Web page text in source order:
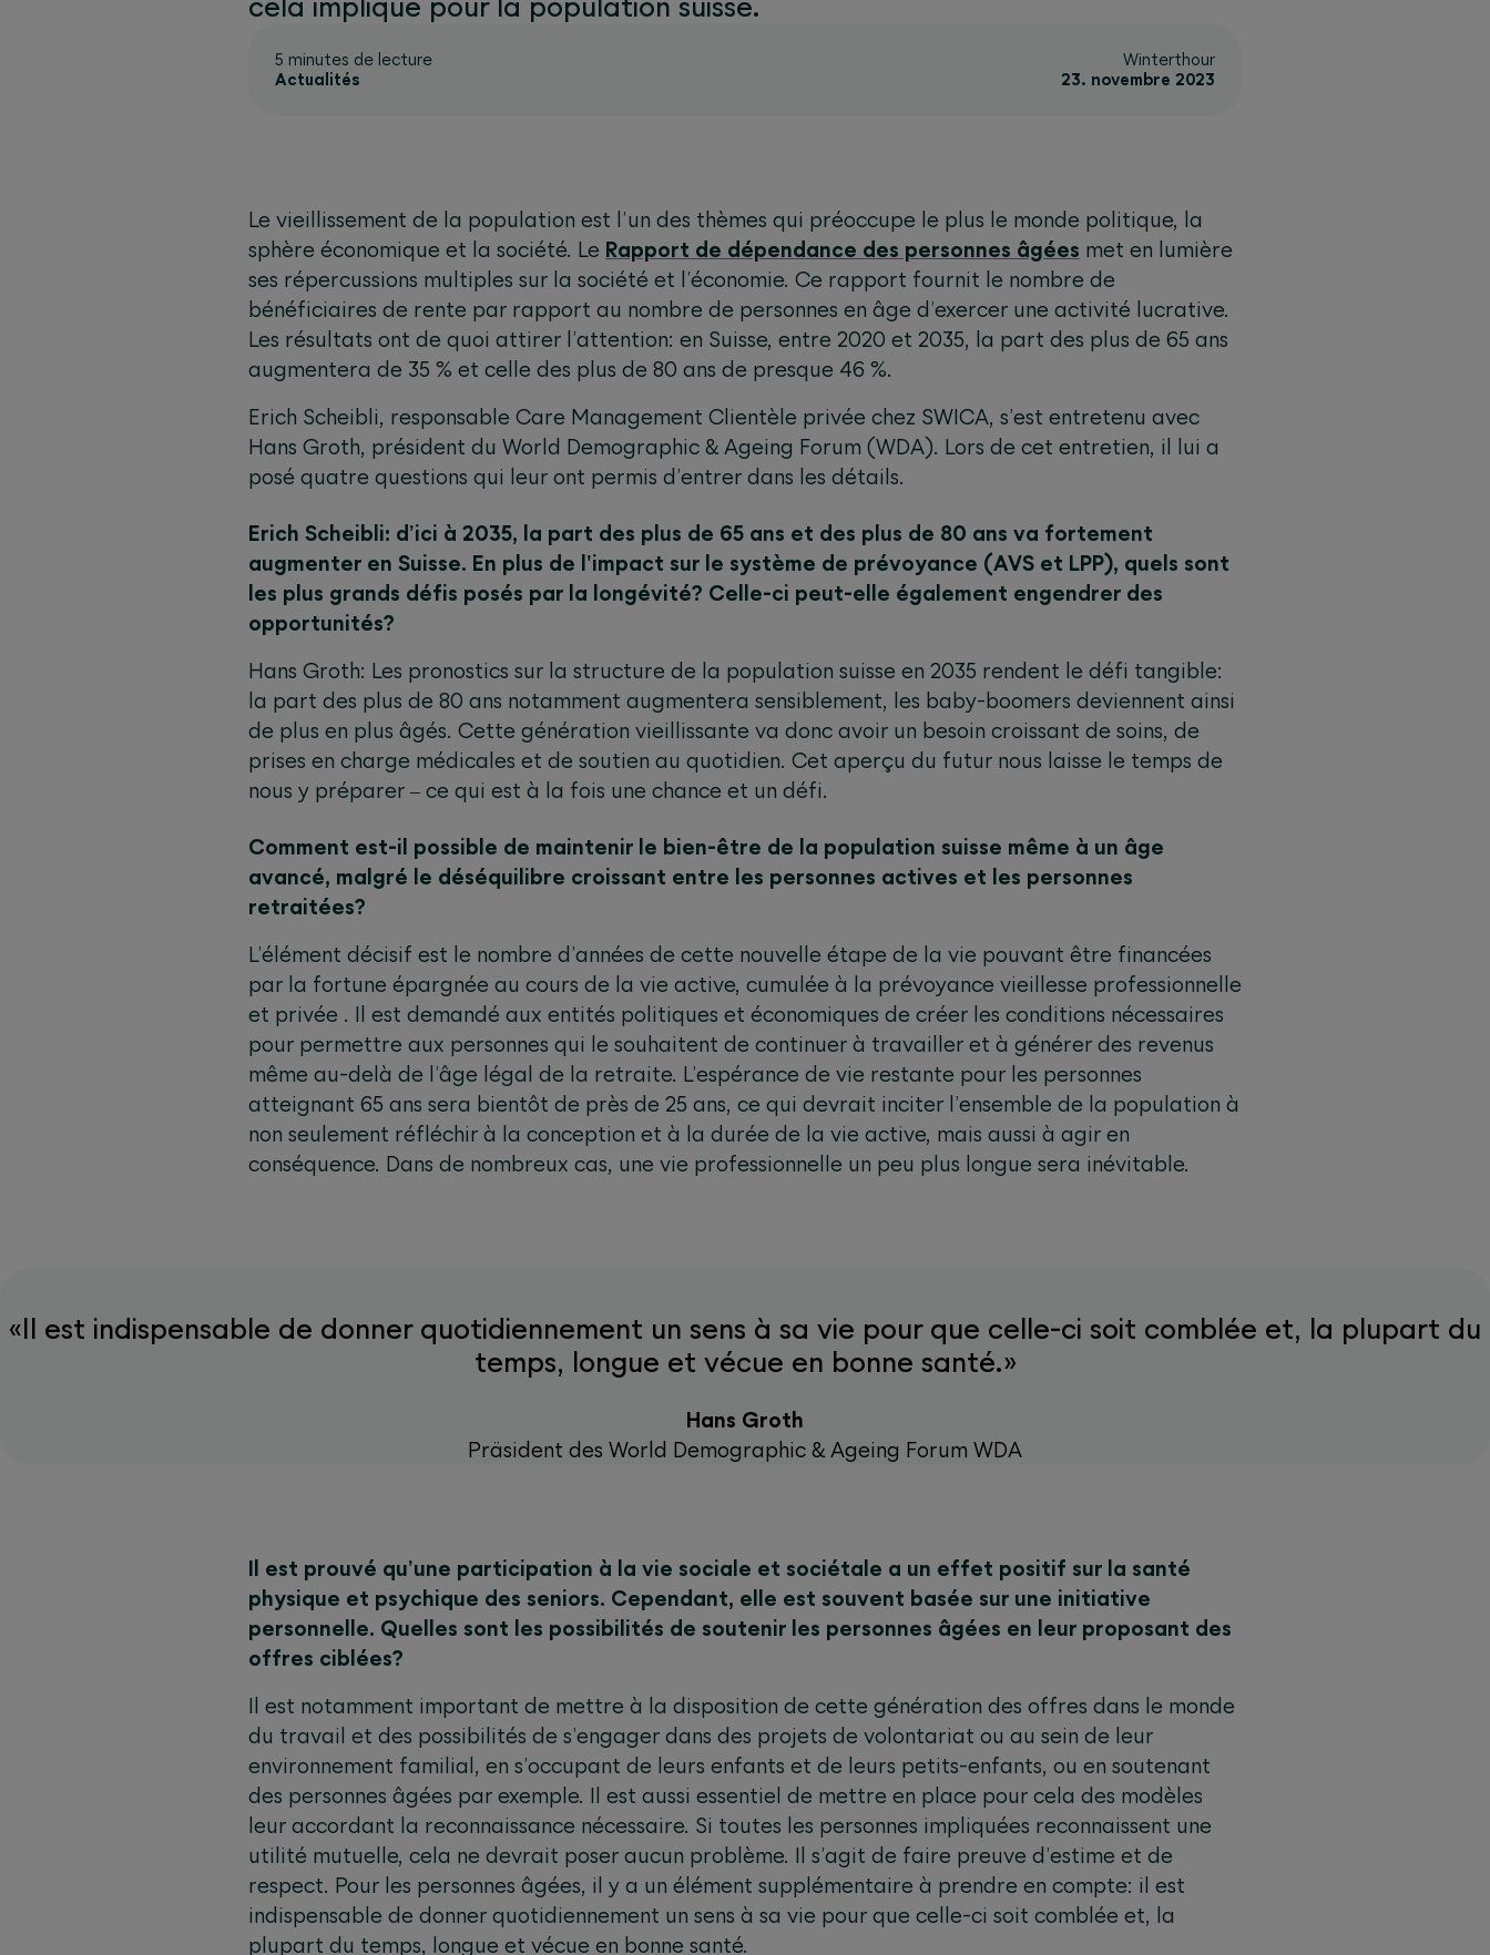
cela implique pour la population suisse.
5 minutes de lecture
Actualités
Winterthour
23. novembre 2023
Le vieillissement de la population est l’un des thèmes qui préoccupe le plus le monde politique, la
sphère économique et la société. Le Rapport de dépendance des personnes âgées met en lumière
ses répercussions multiples sur la société et l’économie. Ce rapport fournit le nombre de
bénéficiaires de rente par rapport au nombre de personnes en âge d’exercer une activité lucrative.
Les résultats ont de quoi attirer l’attention: en Suisse, entre 2020 et 2035, la part des plus de 65 ans
augmentera de 35 % et celle des plus de 80 ans de presque 46 %.
Erich Scheibli, responsable Care Management Clientèle privée chez SWICA, s’est entretenu avec
Hans Groth, président du World Demographic & Ageing Forum (WDA). Lors de cet entretien, il lui a
posé quatre questions qui leur ont permis d’entrer dans les détails.
Erich Scheibli: d’ici à 2035, la part des plus de 65 ans et des plus de 80 ans va fortement
augmenter en Suisse. En plus de l'impact sur le système de prévoyance (AVS et LPP), quels sont
les plus grands défis posés par la longévité? Celle-ci peut-elle également engendrer des
opportunités?
Hans Groth: Les pronostics sur la structure de la population suisse en 2035 rendent le défi tangible:
la part des plus de 80 ans notamment augmentera sensiblement, les baby-boomers deviennent ainsi
de plus en plus âgés. Cette génération vieillissante va donc avoir un besoin croissant de soins, de
prises en charge médicales et de soutien au quotidien. Cet aperçu du futur nous laisse le temps de
nous y préparer ‒ ce qui est à la fois une chance et un défi.
Comment est-il possible de maintenir le bien-être de la population suisse même à un âge
avancé, malgré le déséquilibre croissant entre les personnes actives et les personnes
retraitées?
L’élément décisif est le nombre d’années de cette nouvelle étape de la vie pouvant être financées
par la fortune épargnée au cours de la vie active, cumulée à la prévoyance vieillesse professionnelle
et privée . Il est demandé aux entités politiques et économiques de créer les conditions nécessaires
pour permettre aux personnes qui le souhaitent de continuer à travailler et à générer des revenus
même au-delà de l’âge légal de la retraite. L’espérance de vie restante pour les personnes
atteignant 65 ans sera bientôt de près de 25 ans, ce qui devrait inciter l’ensemble de la population à
non seulement réfléchir à la conception et à la durée de la vie active, mais aussi à agir en
conséquence. Dans de nombreux cas, une vie professionnelle un peu plus longue sera inévitable.
«Il est indispensable de donner quotidiennement un sens à sa vie pour que celle-ci soit comblée et, la plupart du
temps, longue et vécue en bonne santé.»
Hans Groth
Präsident des World Demographic & Ageing Forum WDA
Il est prouvé qu’une participation à la vie sociale et sociétale a un effet positif sur la santé
physique et psychique des seniors. Cependant, elle est souvent basée sur une initiative
personnelle. Quelles sont les possibilités de soutenir les personnes âgées en leur proposant des
offres ciblées?
Il est notamment important de mettre à la disposition de cette génération des offres dans le monde
du travail et des possibilités de s’engager dans des projets de volontariat ou au sein de leur
environnement familial, en s’occupant de leurs enfants et de leurs petits-enfants, ou en soutenant
des personnes âgées par exemple. Il est aussi essentiel de mettre en place pour cela des modèles
leur accordant la reconnaissance nécessaire. Si toutes les personnes impliquées reconnaissent une
utilité mutuelle, cela ne devrait poser aucun problème. Il s’agit de faire preuve d’estime et de
respect. Pour les personnes âgées, il y a un élément supplémentaire à prendre en compte: il est
indispensable de donner quotidiennement un sens à sa vie pour que celle-ci soit comblée et, la
plupart du temps, longue et vécue en bonne santé.